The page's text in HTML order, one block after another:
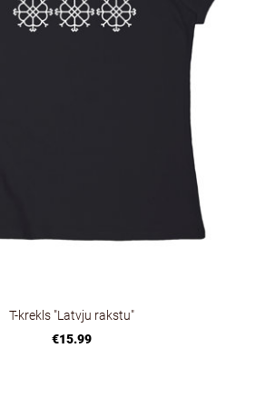
T-krekls "Latvju rakstu"
€15.99